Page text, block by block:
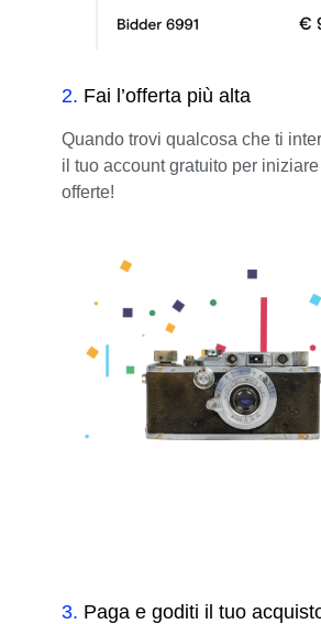
2. Fai l’offerta più alta
Quando trovi qualcosa che ti
il tuo account gratuito per
offerte!
3. Paga e goditi il tuo